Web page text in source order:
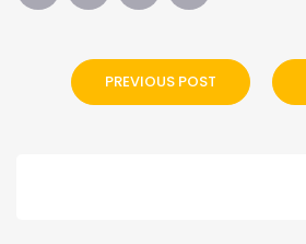
PREVIOUS POST